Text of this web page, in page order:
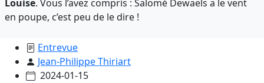
Louise. Vous l’avez compris : Salomé Dewaels a le vent
en poupe, c’est peu de le dire !
Entrevue
Jean-Philippe Thiriart
2024-01-15